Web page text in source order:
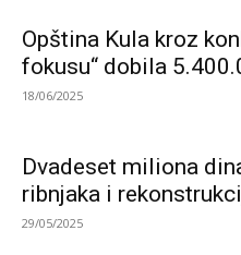
Opština Kula kroz
fokusu“ dobila
18/06/2025
Dvadeset miliona
ribnjaka i
29/05/2025